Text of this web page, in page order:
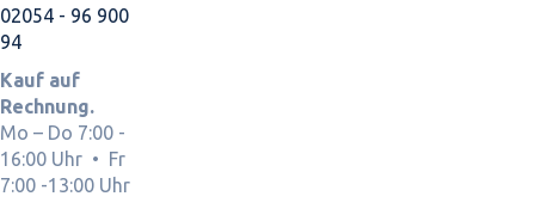
02054 - 96 900
94
Kauf auf
Rechnung.
Mo – Do 7:00 -
16:00 Uhr • Fr
7:00 -13:00 Uhr